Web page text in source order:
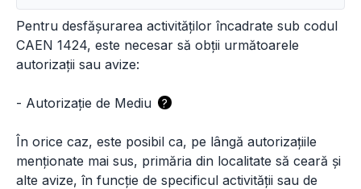
Pentru desfășurarea activităților încadrate sub codul
CAEN 1424, este necesar să obții următoarele
autorizații sau avize:
- Autorizație de Mediu ?
În orice caz, este posibil ca, pe lângă autorizațiile
menționate mai sus, primăria din localitate să ceară și
alte avize, în funcție de specificul activității sau de